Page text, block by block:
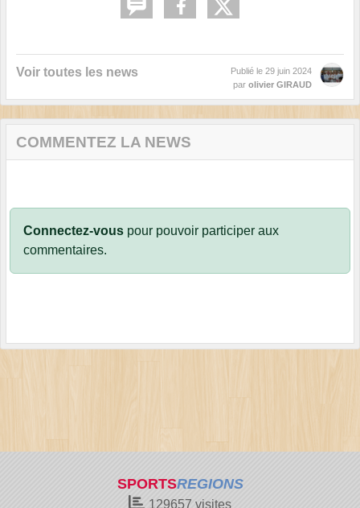
Voir toutes les news Publié le 29 juin 2024
par olivier GIRAUD
COMMENTEZ LA NEWS
Connectez-vous pour pouvoir participer aux
commentaires.
SPORTSREGIONS
129657 visites